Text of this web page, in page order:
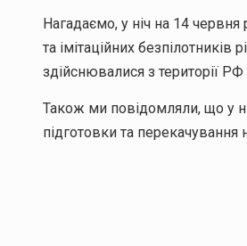
Нагадаємо, у ніч на 14 червня
та імітаційних безпілотників
здійснювалися з території
Також ми повідомляли, що у
підготовки та перекачування